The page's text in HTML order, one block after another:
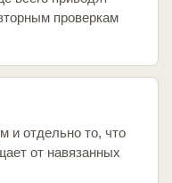
проверкам
и отдельно то, что
от навязанных